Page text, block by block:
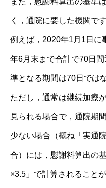
く，通院に要した機関です
例えば，2020年1月1日に
年6月末まで合計で70日
準となる期間は70日では
ただし，通常は継続加療
見られる場合で，通院期
少ない場合（概ね「実通
合）には，慰謝料算出の
×3.5」で計算されることが